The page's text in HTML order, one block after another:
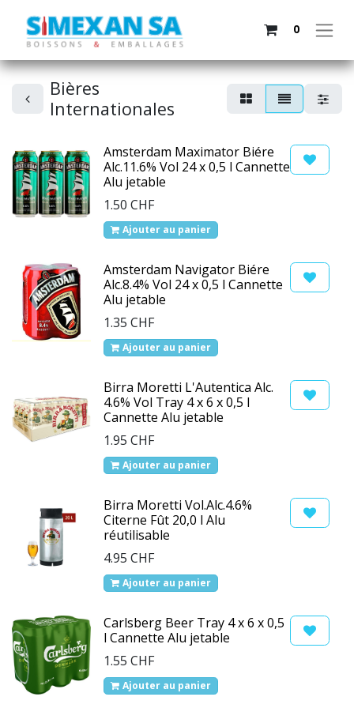
0
Bières
Internationales
Amsterdam Maximator Biére
Alc.11.6% Vol 24 x 0,5 l Cannette
Alu jetable
1.50 CHF
Ajouter au panier
Amsterdam Navigator Biére
Alc.8.4% Vol 24 x 0,5 l Cannette
Alu jetable
1.35 CHF
Ajouter au panier
Birra Moretti L'Autentica Alc.
4.6% Vol Tray 4 x 6 x 0,5 l
Cannette Alu jetable
1.95 CHF
Ajouter au panier
Birra Moretti Vol.Alc.4.6%
Citerne Fût 20,0 l Alu
réutilisable
4.95 CHF
Ajouter au panier
Carlsberg Beer Tray 4 x 6 x 0,5
l Cannette Alu jetable
1.55 CHF
Ajouter au panier